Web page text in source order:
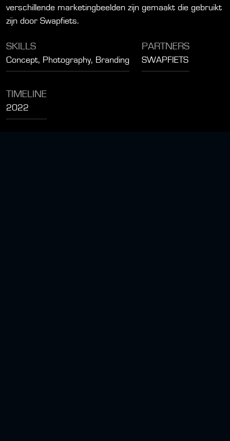
verschillende marketingbeelden zijn gemaakt die gebruikt
zijn door Swapfiets.
SKILLS
Concept, Photography, Branding
PARTNERS
SWAPFIETS
TIMELINE
2022